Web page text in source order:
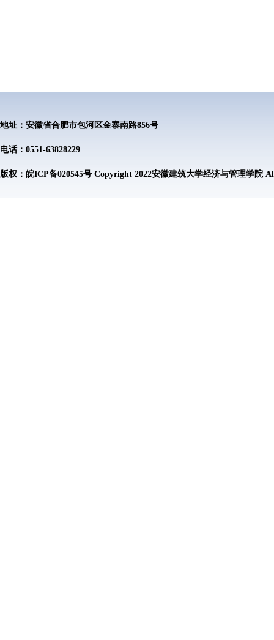
地址：安徽省合肥市包河区金寨南路856号
电话：0551-63828229
版权：皖ICP备020545号 Copyright 2022安徽建筑大学经济与管理学院